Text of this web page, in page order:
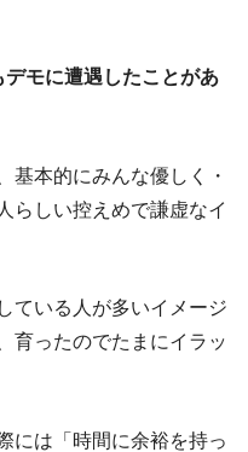
モに遭遇したことがあ
基本的にみんな優しく・
らしい控えめで謙虚なイ
ている人が多いイメージ
育ったのでたまにイラッ
には「時間に余裕を持っ